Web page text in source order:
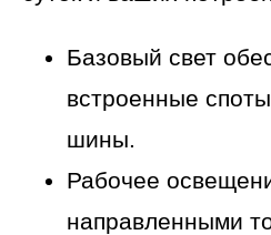
Базовый свет
встроенные
шины.
Рабочее
направленными